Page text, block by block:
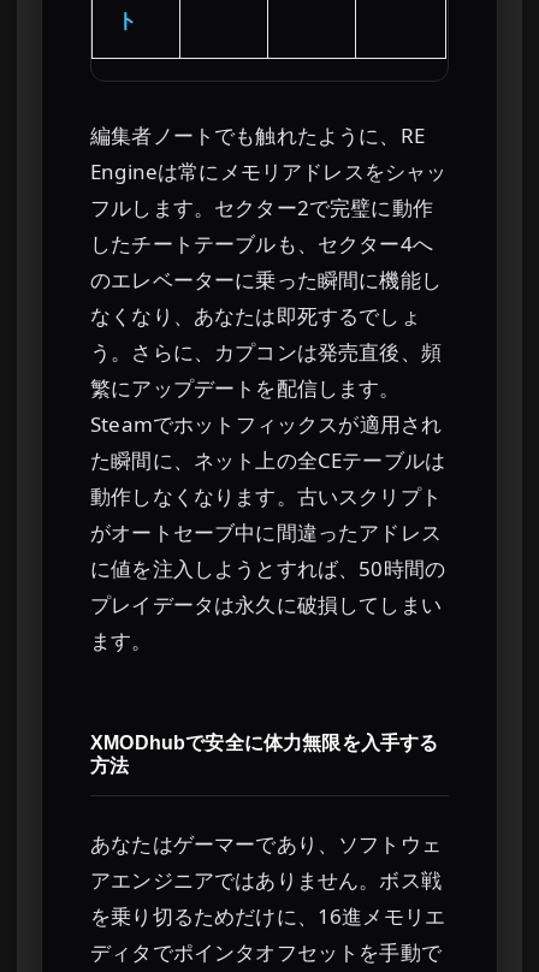
ト
編集者ノートでも触れたように、RE
Engineは常にメモリアドレスをシャッ
フルします。セクター2で完璧に動作
したチートテーブルも、セクター4へ
のエレベーターに乗った瞬間に機能し
なくなり、あなたは即死するでしょ
う。さらに、カプコンは発売直後、頻
繁にアップデートを配信します。
Steamでホットフィックスが適用され
た瞬間に、ネット上の全CEテーブルは
動作しなくなります。古いスクリプト
がオートセーブ中に間違ったアドレス
に値を注入しようとすれば、50時間の
プレイデータは永久に破損してしまい
ます。
XMODhubで安全に体力無限を入手する
方法
あなたはゲーマーであり、ソフトウェ
アエンジニアではありません。ボス戦
を乗り切るためだけに、16進メモリエ
ディタでポインタオフセットを手動で